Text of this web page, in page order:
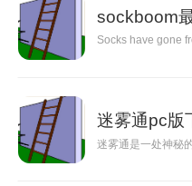
sockboom
Socks have gone
迷雾通pc版
迷雾通是一处神秘